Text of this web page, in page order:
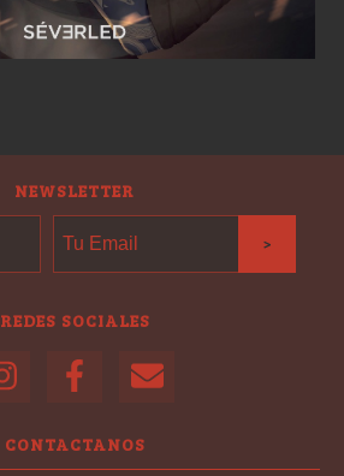
NEWSLETTER
REDES SOCIALES
CONTACTANOS